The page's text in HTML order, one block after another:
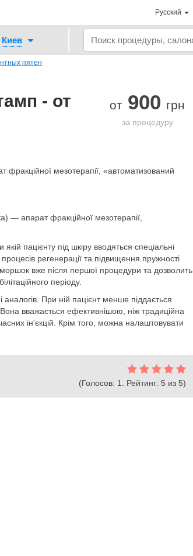
Русский
Киев
пятен
- от
от 900 грн
за процедуру
мезотерапії, «автоматизований
— апарат фракційної мезотерапії,
пацієнту під шкіру вводяться спеціальні
регенерації та підвищення пружності
вже після першої процедури та дозволить
періоду.
При ній пацієнт менше піддається
вважається ефективнішою, ніж традиційна
ін'єкцій. Крім того, можна налаштовувати
(Голосов: 1. Рейтинг: 5 из 5)